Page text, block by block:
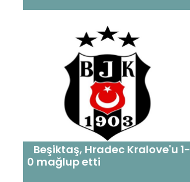
Beşiktaş, Hradec Kralove'u 1-
0 mağlup etti